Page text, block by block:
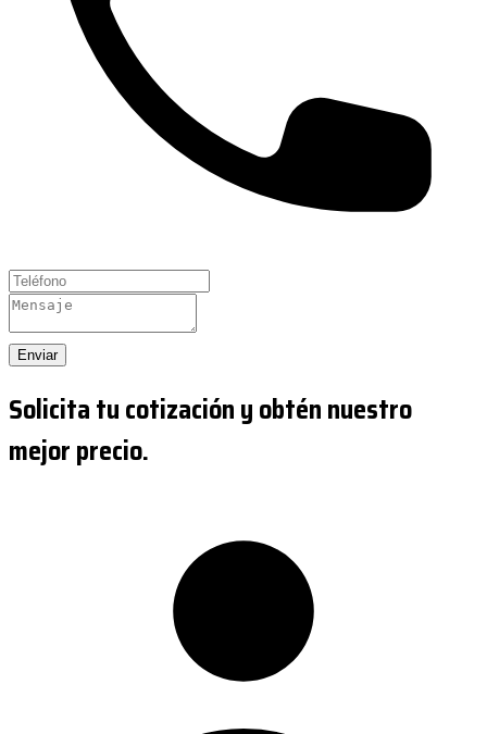
Enviar
Solicita tu cotización y obtén nuestro
mejor precio.